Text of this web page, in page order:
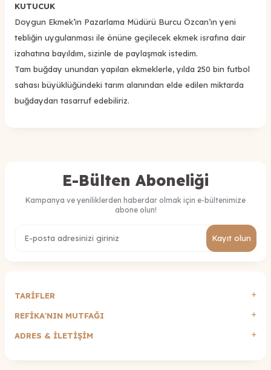
KUTUCUK
Doygun Ekmek’in Pazarlama Müdürü Burcu Özcan’ın yeni
tebliğin uygulanması ile önüne geçilecek ekmek israfına dair
izahatına bayıldım, sizinle de paylaşmak istedim.
Tam buğday unundan yapılan ekmeklerle, yılda 250 bin futbol
sahası büyüklüğündeki tarım alanından elde edilen miktarda
buğdaydan tasarruf edebiliriz.
E-Bülten Aboneliği
Kampanya ve yeniliklerden haberdar olmak için e-bültenimize
abone olun!
Kayıt olun
TARİFLER
REFİKA'NIN MUTFAĞI
ADRES & İLETIŞIM